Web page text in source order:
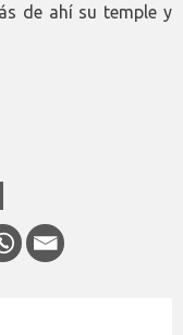
de ahí su temple y